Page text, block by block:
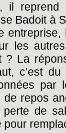
il
Badoit à
les
? La
c’est
par
repos
de